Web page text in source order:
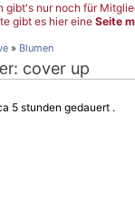
gibt's nur noch für
gibt es hier eineSeite
» Blumen
: cover up
5 stunden gedauert .